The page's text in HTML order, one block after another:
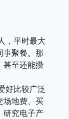
，平时最大
事聚餐。那
甚至还能攒
好比较广泛
场地费、买
研究电子产